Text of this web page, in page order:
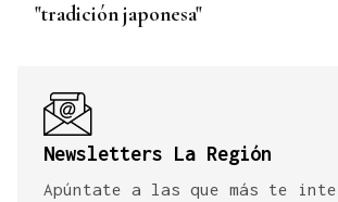
"tradición japonesa"
Newsletters La Región
Apúntate a las que más te